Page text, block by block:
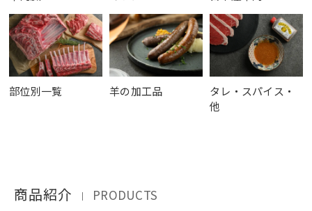
部位別一覧 羊の加工品
タレ・スパイス・
他
商品紹介 ｜ PRODUCTS